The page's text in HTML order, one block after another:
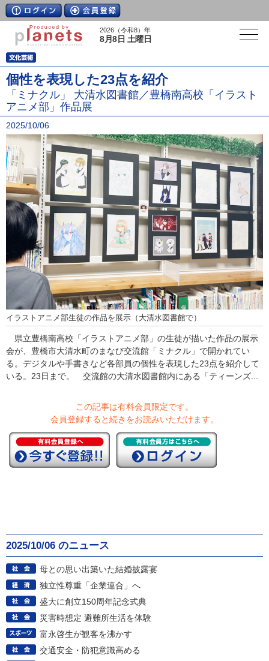
2026（令和8）年
8月8日 土曜日
個性を表現した23点を紹介
「ミナクル」 大清水図書館／豊橋南高校「イラスト
アニメ部」作品展
2025/10/06
イラストアニメ部生徒の作品を展示（大清水図書館で）
県立豊橋南高校「イラストアニメ部」の生徒が描いた作品の展示
会が、豊橋市大清水町のまなび交流館「ミナクル」で開かれてい
る。デジタルや手書きなど各部員の個性を表現した23点を紹介して
いる。23日まで。 交流館の大清水図書館内にある「ティーンズ...
この記事は有料会員限定です。
会員登録すると続きをお読みいただけます。
2025/10/06 のニュース
母との思い出築いた結婚披露宴
独立性尊重「企業連合」へ
盛大に創立150周年記念式典
災害時想定 避難所生活を体験
富永啓生が観客を沸かす
交通安全・防犯意識高める